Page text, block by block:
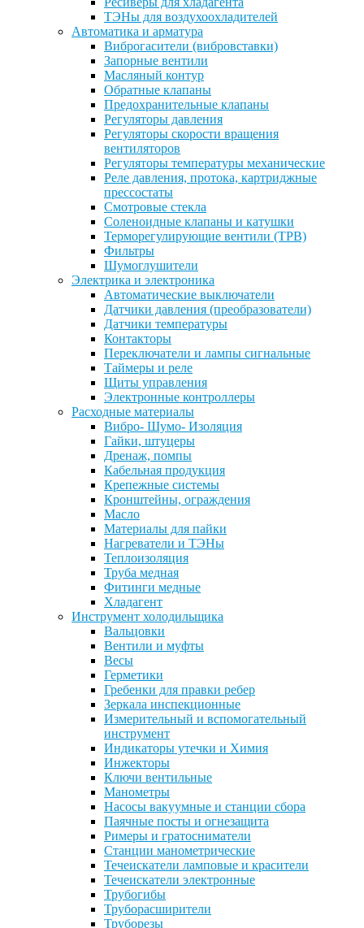
ТЭНы для воздухоохладителей
Автоматика и арматура
Виброгасители (вибровставки)
Запорные вентили
Масляный контур
Обратные клапаны
Предохранительные клапаны
Регуляторы давления
Регуляторы скорости вращения
вентиляторов
Регуляторы температуры механические
Реле давления, протока, картриджные
прессостаты
Смотровые стекла
Соленоидные клапаны и катушки
Терморегулирующие вентили (ТРВ)
Фильтры
Шумоглушители
Электрика и электроника
Автоматические выключатели
Датчики давления (преобразователи)
Датчики температуры
Контакторы
Переключатели и лампы сигнальные
Таймеры и реле
Щиты управления
Электронные контроллеры
Расходные материалы
Вибро- Шумо- Изоляция
Гайки, штуцеры
Дренаж, помпы
Кабельная продукция
Крепежные системы
Кронштейны, ограждения
Масло
Материалы для пайки
Нагреватели и ТЭНы
Теплоизоляция
Труба медная
Фитинги медные
Хладагент
Инструмент холодильщика
Вальцовки
Вентили и муфты
Весы
Герметики
Гребенки для правки ребер
Зеркала инспекционные
Измерительный и вспомогательный
инструмент
Индикаторы утечки и Химия
Инжекторы
Ключи вентильные
Манометры
Насосы вакуумные и станции сбора
Паячные посты и огнезащита
Римеры и гратосниматели
Станции манометрические
Течеискатели ламповые и красители
Течеискатели электронные
Трубогибы
Труборасширители
Труборезы